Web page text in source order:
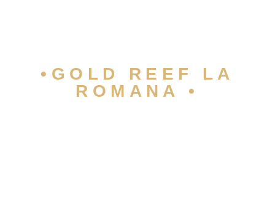
•GOLD REEF LA
ROMANA •